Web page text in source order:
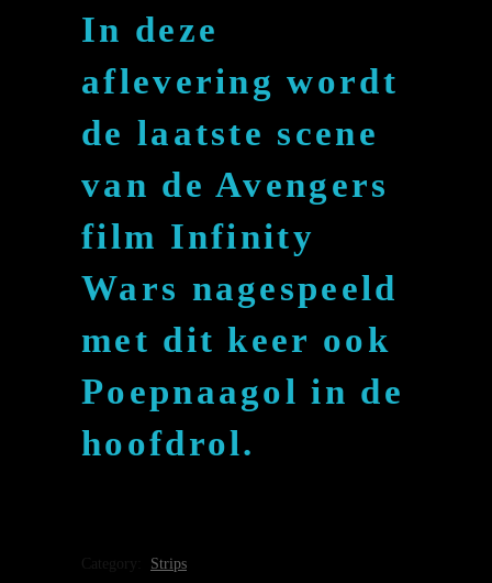
In deze
aflevering wordt
de laatste scene
van de Avengers
film Infinity
Wars nagespeeld
met dit keer ook
Poepnaagol in de
hoofdrol.
Category:
Strips